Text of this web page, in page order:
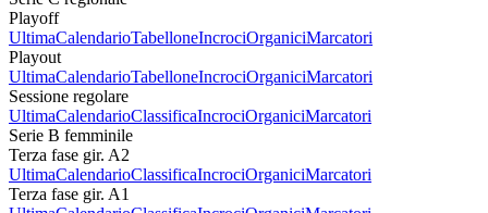
Playoff
UltimaCalendarioTabelloneIncrociOrganiciMarcatori
Playout
UltimaCalendarioTabelloneIncrociOrganiciMarcatori
Sessione regolare
UltimaCalendarioClassificaIncrociOrganiciMarcatori
Serie B femminile
Terza fase gir. A2
UltimaCalendarioClassificaIncrociOrganiciMarcatori
Terza fase gir. A1